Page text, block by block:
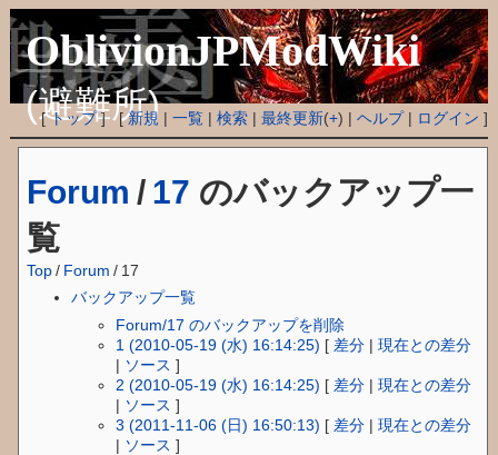
OblivionJPModWiki
(避難所)
[トップ] [新規 |一覧 |検索 |最終更新(+) |ヘルプ| ログイン ]
Forum / 17 のバックアップ一
覧
Top / Forum / 17
バックアップ一覧
Forum/17 のバックアップを削除
1 (2010-05-19 (水) 16:14:25) [ 差分 |現在との差分
| ソース ]
2 (2010-05-19 (水) 16:14:25) [ 差分 |現在との差分
| ソース ]
3 (2011-11-06 (日) 16:50:13) [ 差分 |現在との差分
| ソース ]